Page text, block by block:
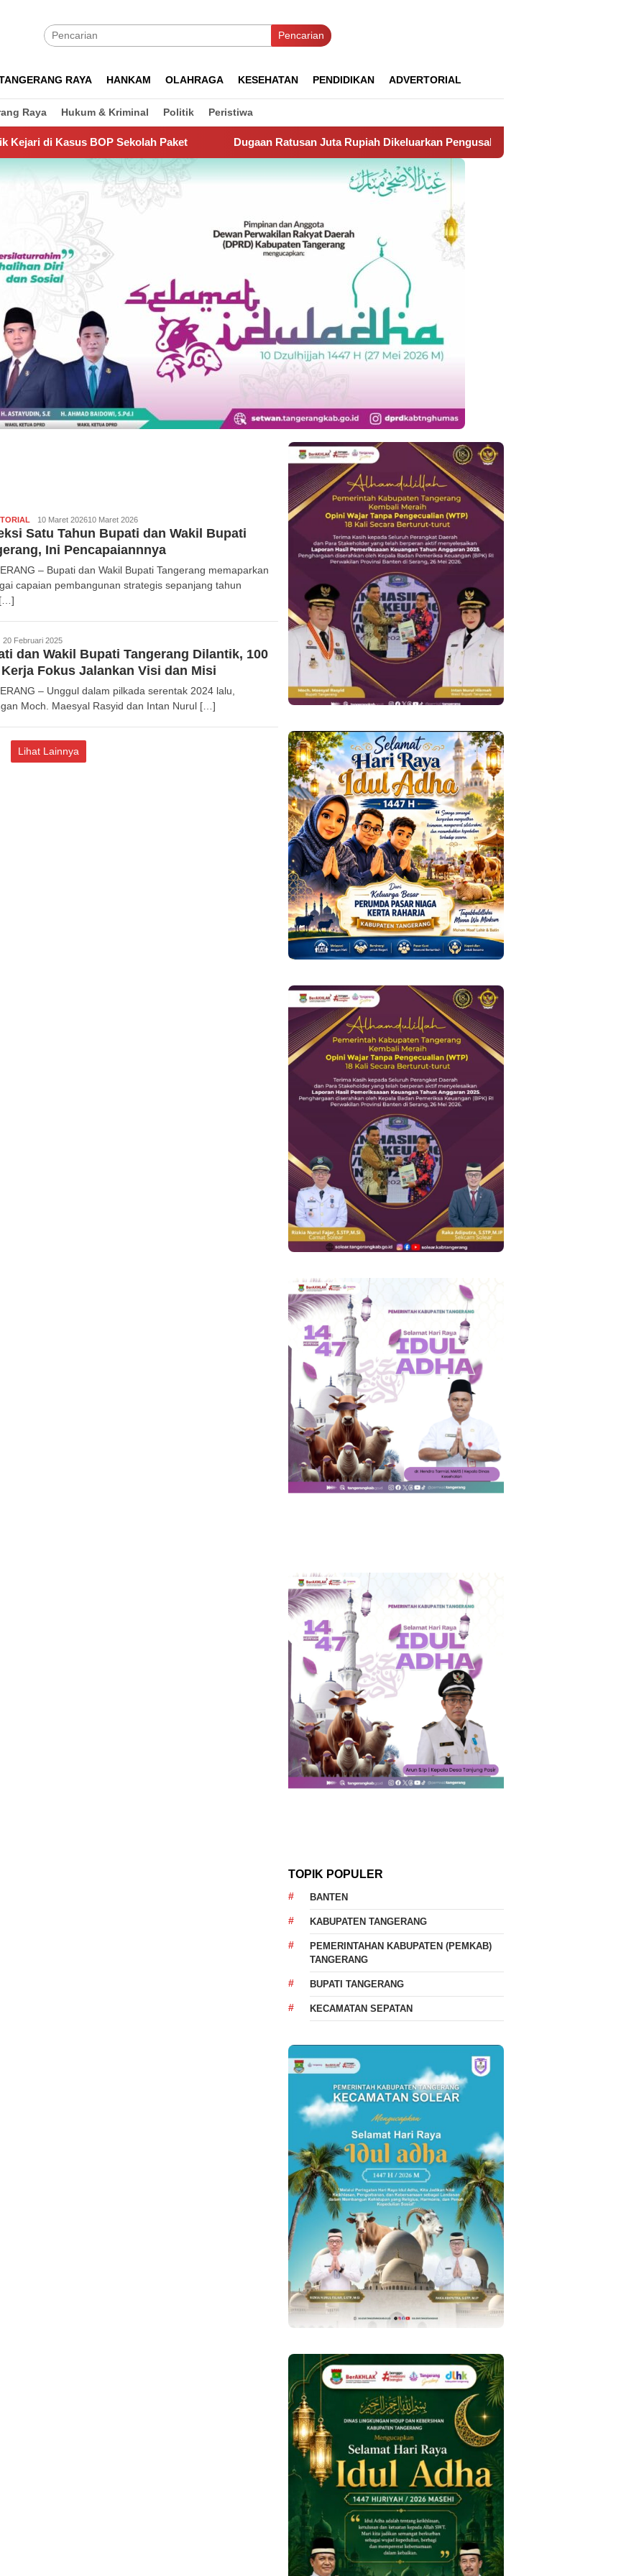
Pencarian
RAYA HANKAM OLAHRAGA KESEHATAN PENDIDIKAN ADVERTORIAL
Raya Hukum & Kriminal Politik Peristiwa
Sekolah Paket Dugaan Ratusan Juta Rupiah Dikeluarkan Pengusaha, Untuk Biaya Koordinasi Pemasangan Wifi di
fakta26
10 Maret 202610 Maret 2026
Satu Tahun Bupati dan Wakil Bupati
Ini Pencapaiannnya
– Bupati dan Wakil Bupati Tangerang memaparkan
capaian pembangunan strategis sepanjang tahun
Redaksi
20 Februari 2025
dan Wakil Bupati Tangerang Dilantik, 100
Fokus Jalankan Visi dan Misi
– Unggul dalam pilkada serentak 2024 lalu,
Moch. Maesyal Rasyid dan Intan Nurul […]
Lihat Lainnya
TOPIK POPULER
BANTEN
KABUPATEN TANGERANG
PEMERINTAHAN KABUPATEN (PEMKAB)
TANGERANG
BUPATI TANGERANG
KECAMATAN SEPATAN